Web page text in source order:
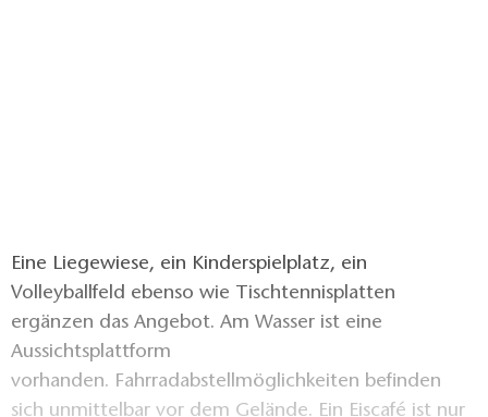
Eine Liegewiese, ein Kinderspielplatz, ein
Volleyballfeld ebenso wie Tischtennisplatten
ergänzen das Angebot. Am Wasser ist eine
Aussichtsplattform
vorhanden. Fahrradabstellmöglichkeiten befinden
sich unmittelbar vor dem Gelände. Ein Eiscafé ist nur